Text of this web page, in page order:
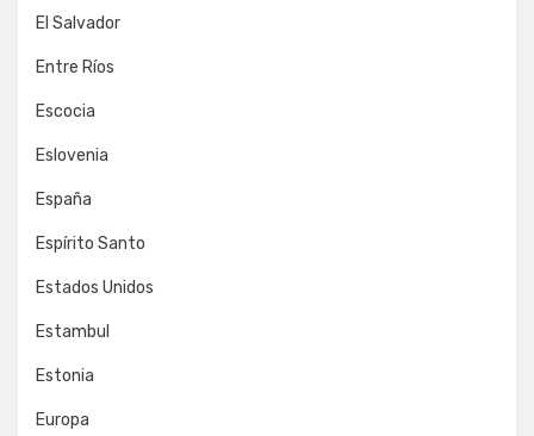
El Salvador
Entre Ríos
Escocia
Eslovenia
España
Espírito Santo
Estados Unidos
Estambul
Estonia
Europa